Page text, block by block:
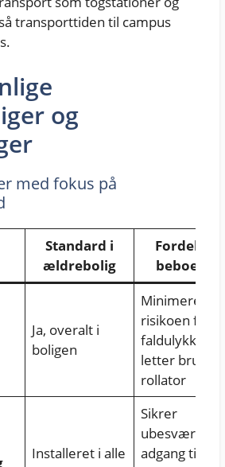
transporttiden til campus
og
med fokus på
Standard i
ældrebolig
Fordel for
beboeren
Ja, overalt i
boligen
Minimerer
risikoen for
faldulykker
letter brug af
rollator
Installeret i alle
Sikrer
ubesværet
adgang til